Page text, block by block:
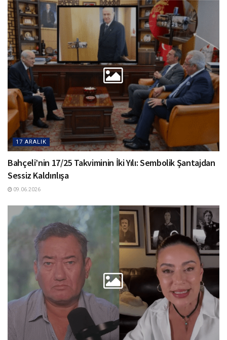
17 ARALIK
Bahçeli’nin 17/25 Takviminin İki Yılı: Sembolik Şantajdan
Sessiz Kaldırılışa
09.06.2026